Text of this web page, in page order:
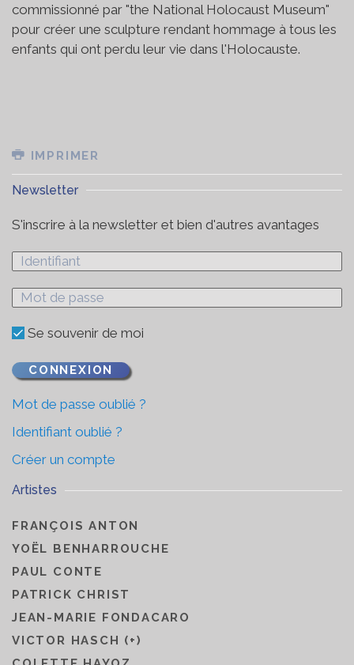
commissionné par "the National Holocaust Museum"
pour créer une sculpture rendant hommage à tous les
enfants qui ont perdu leur vie dans l'Holocauste.
IMPRIMER
Newsletter
S'inscrire à la newsletter et bien d'autres avantages
Se souvenir de moi
CONNEXION
Mot de passe oublié ?
Identifiant oublié ?
Créer un compte
Artistes
FRANÇOIS ANTON
YOËL BENHARROUCHE
PAUL CONTE
PATRICK CHRIST
JEAN-MARIE FONDACARO
VICTOR HASCH (+)